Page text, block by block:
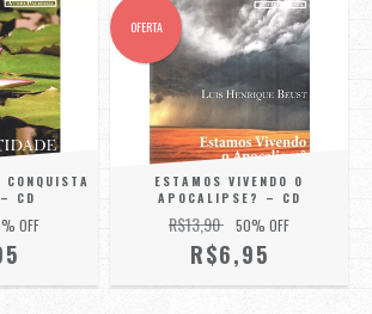
CD
% OFF
OFERTA
ESTAMOS VIVENDO O
APOCALIPSE? – CD
R$13,90 50% OFF
R$6,95